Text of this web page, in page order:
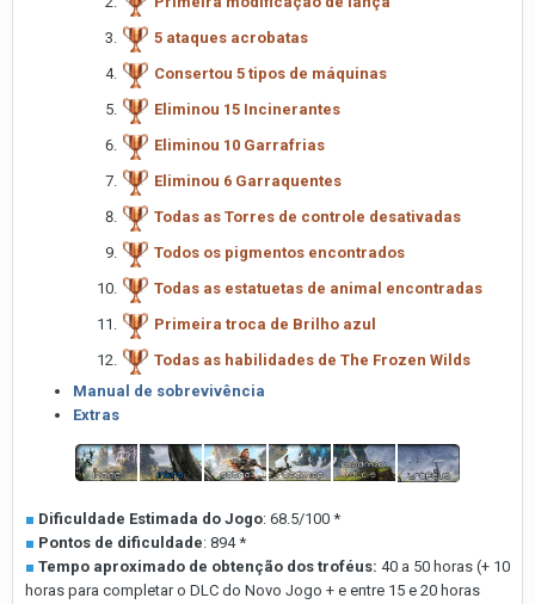
5 ataques acrobatas
Consertou 5 tipos de máquinas
Eliminou 15 Incinerantes
Eliminou 10 Garrafrias
Eliminou 6 Garraquentes
Todas as Torres de controle desativadas
Todos os pigmentos encontrados
Todas as estatuetas de animal encontradas
Primeira troca de Brilho azul
Todas as habilidades de The Frozen Wilds
Manual de sobrevivência
Extras
■ Dificuldade Estimada do Jogo: 68.5/100 *
■ Pontos de dificuldade: 894 *
■ Tempo aproximado de obtenção dos troféus: 40 a 50 horas (+ 10
horas para completar o DLC do Novo Jogo + e entre 15 e 20 horas